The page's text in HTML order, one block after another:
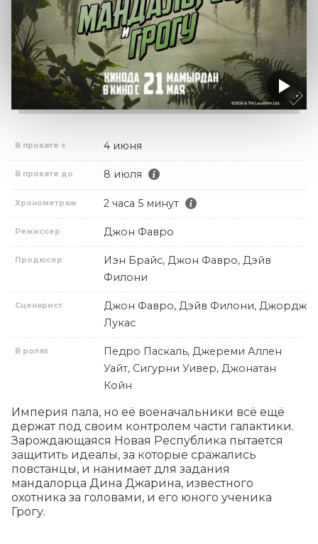
В прокате с 4 июня
В прокате до 8 июля
Хронометраж 2 часа 5 минут
Режиссер Джон Фавро
Продюсер
Иэн Брайс, Джон Фавро, Дэйв
Филони
Сценарист
Джон Фавро, Дэйв Филони, Джордж
Лукас
В ролях
Педро Паскаль, Джереми Аллен
Уайт, Сигурни Уивер, Джонатан
Койн
Империя пала, но её военачальники всё ещё
держат под своим контролем части галактики.
Зарождающаяся Новая Республика пытается
защитить идеалы, за которые сражались
повстанцы, и нанимает для задания
мандалорца Дина Джарина, известного
охотника за головами, и его юного ученика
Грогу.